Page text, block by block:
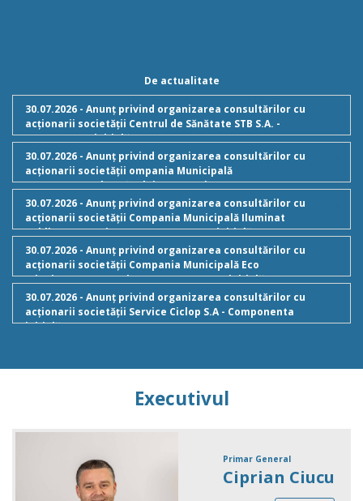
De actualitate
30.07.2026 - Anunț privind organizarea consultărilor cu
acționarii societății Centrul de Sănătate STB S.A. -
Componenta inițială
30.07.2026 - Anunț privind organizarea consultărilor cu
acționarii societății ompania Municipală
Managementul Traficului București S.A - Componenta
inițială
30.07.2026 - Anunț privind organizarea consultărilor cu
acționarii societății Compania Municipală Iluminat
Public București S.R.L. - Componenta inițială
30.07.2026 - Anunț privind organizarea consultărilor cu
acționarii societății Compania Municipală Eco
Igienizare București S.A. - Componenta inițială
30.07.2026 - Anunț privind organizarea consultărilor cu
acționarii societății Service Ciclop S.A - Componenta
inițială
Executivul
Primar General
Ciprian Ciucu